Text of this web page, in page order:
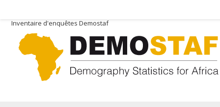
Inventaire d'enquêtes Demostaf